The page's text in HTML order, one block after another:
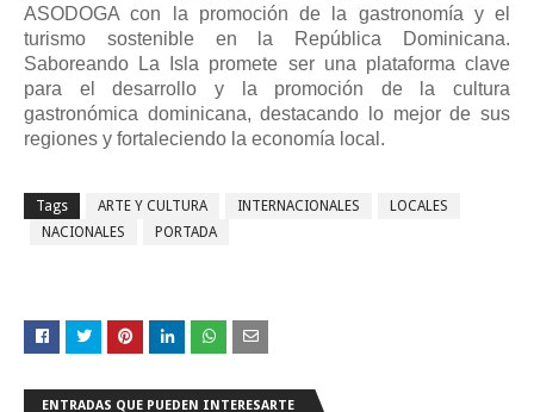
ASODOGA con la promoción de la gastronomía y el
turismo sostenible en la República Dominicana.
Saboreando La Isla promete ser una plataforma clave
para el desarrollo y la promoción de la cultura
gastronómica dominicana, destacando lo mejor de sus
regiones y fortaleciendo la economía local.
Tags ARTE Y CULTURA INTERNACIONALES
LOCALES
NACIONALES
PORTADA
ENTRADAS QUE PUEDEN INTERESARTE